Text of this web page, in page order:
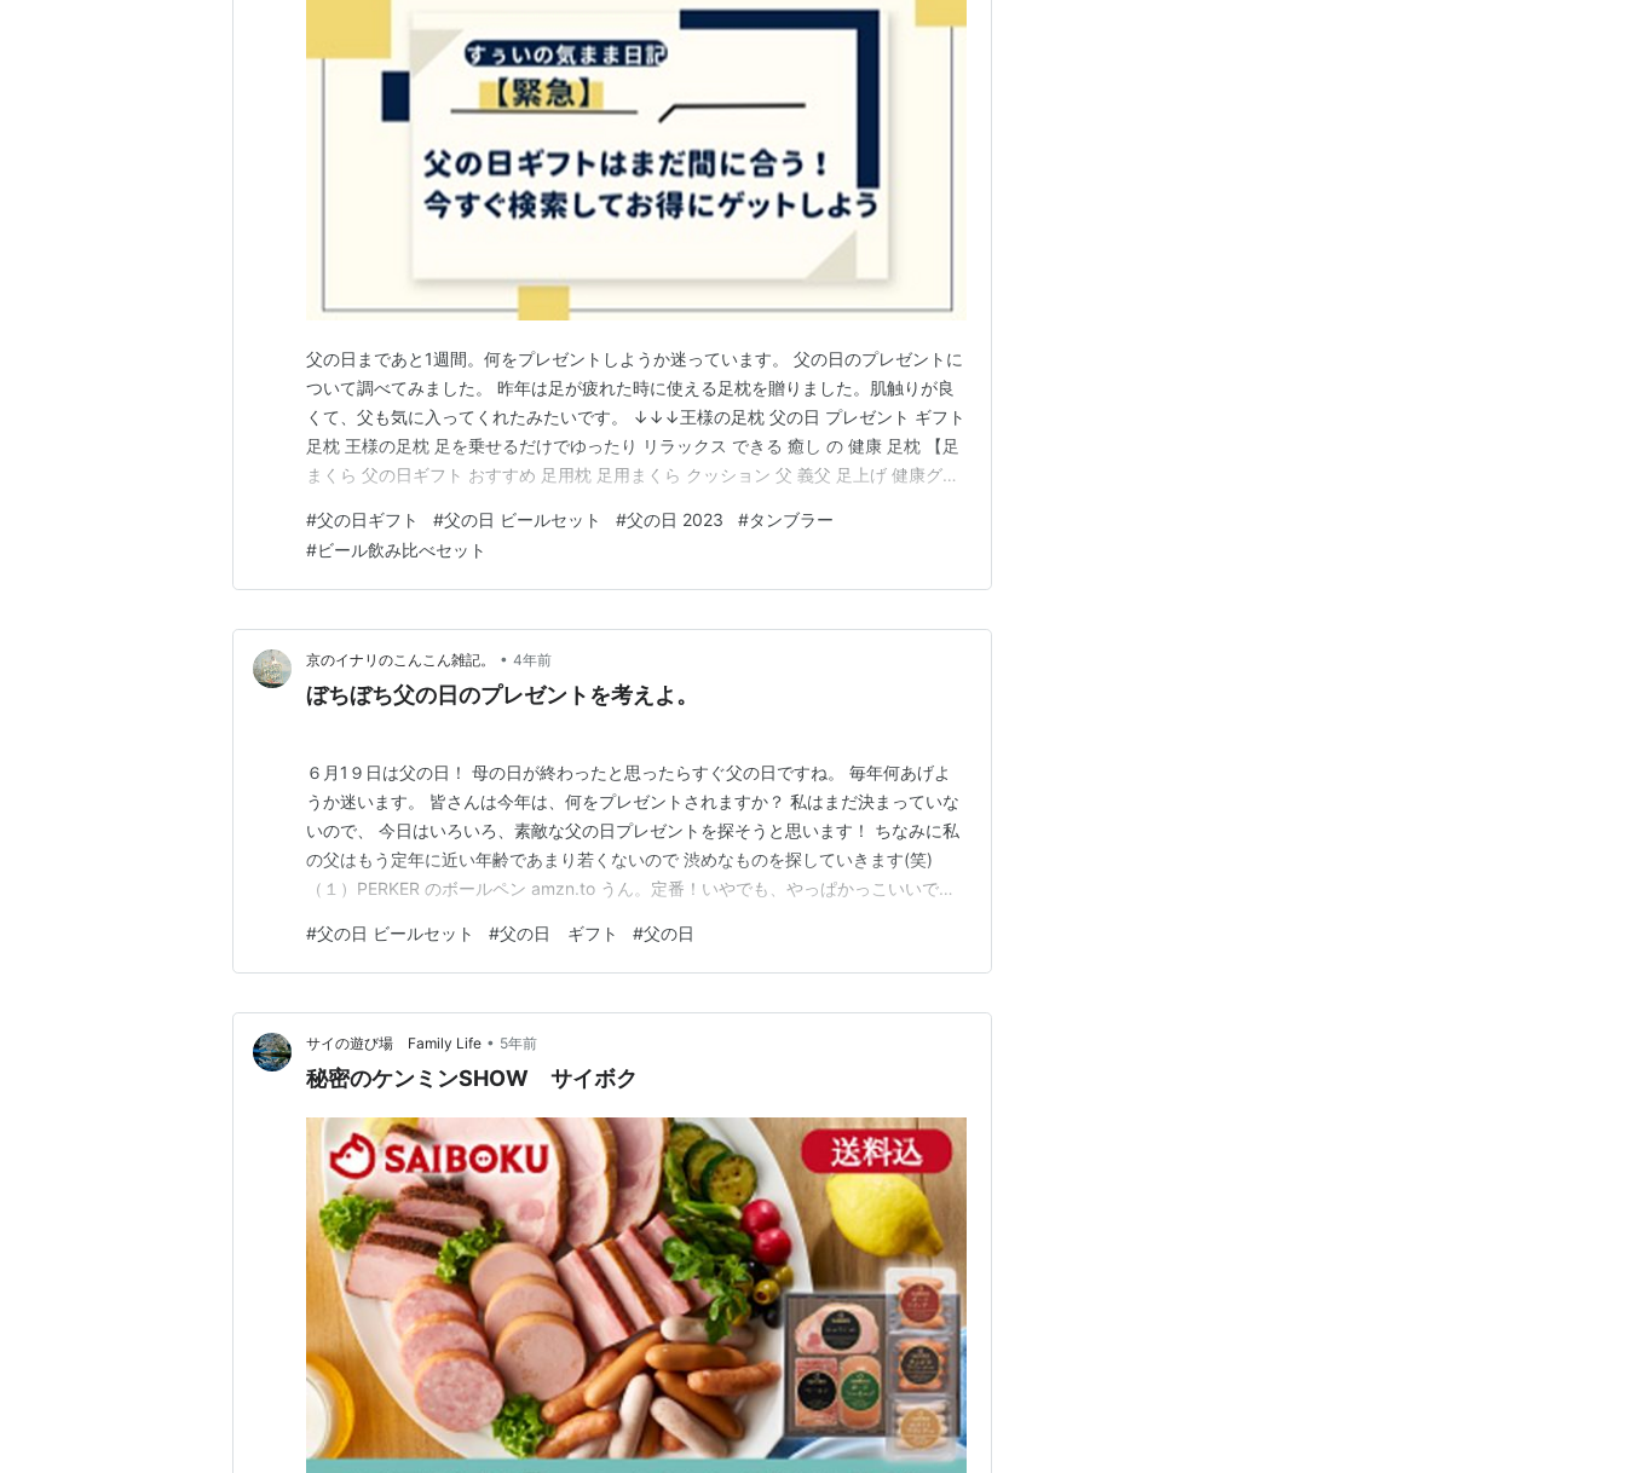
父の日まであと1週間。何をプレゼントしようか迷っています。 父の日のプレゼントに
ついて調べてみました。 昨年は足が疲れた時に使える足枕を贈りました。肌触りが良
くて、父も気に入ってくれたみたいです。 ↓↓↓王様の足枕 父の日 プレゼント ギフト
足枕 王様の足枕 足を乗せるだけでゆったり リラックス できる 癒し の 健康 足枕 【足
まくら 父の日ギフト おすすめ 足用枕 足用まくら クッション 父 義父 足上げ 健康グッ
を見る 今年は同じシリーズの枕を贈りたいです。足枕と合わせて使えば、父の日に
快…
#父の日ギフト #父の日 ビールセット #父の日 2023 #タンブラー
#ビール飲み比べセット
京のイナリのこんこん雑記。 • 4年前
ぼちぼち父の日のプレゼントを考えよ。
６月1９日は父の日！ 母の日が終わったと思ったらすぐ父の日ですね。 毎年何あげよ
うか迷います。 皆さんは今年は、何をプレゼントされますか？ 私はまだ決まっていな
いので、 今日はいろいろ、素敵な父の日プレゼントを探そうと思います！ ちなみに私
の父はもう定年に近い年齢であまり若くないので 渋めなものを探していきます(笑)
（１）PERKER のボールペン amzn.to うん。定番！いやでも、やっぱかっこいいです
こともありました。父の日にもありだなあ。 はずれがない気がする。 ちなみに私も一
本だけPARKERのを使ってい…
#父の日 ビールセット #父の日 ギフト #父の日
サイの遊び場 Family Life • 5年前
秘密のケンミンSHOW サイボク